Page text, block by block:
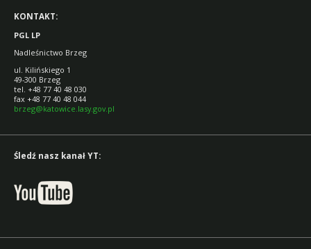
KONTAKT:
PGL LP
Nadleśnictwo Brzeg
ul. Kilińskiego 1
49-300 Brzeg
tel. +48 77 40 48 030
fax +48 77 40 48 044
brzeg@katowice.lasy.gov.pl
Śledź nasz kanał YT: